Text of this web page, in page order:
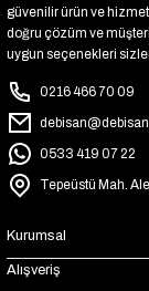
güvenilir ürün ve hizmet
doğru çözüm ve
uygun seçenekleri
0216 466 70 09
0533 419 07 22
Tepeüstü Mah.
Kurumsal
Alışveriş